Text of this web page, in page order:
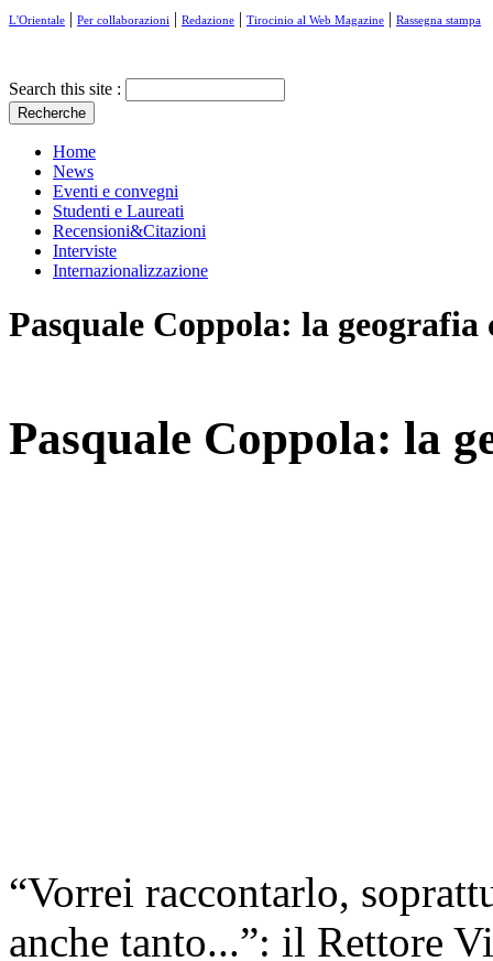
L'Orientale | Per collaborazioni | Redazione | Tirocinio al Web Magazine | Rassegna stampa
Search this site :
Home
News
Eventi e convegni
Studenti e Laureati
Recensioni&Citazioni
Interviste
Internazionalizzazione
Pasquale Coppola: la geografia
Pasquale Coppola: la
“Vorrei raccontarlo,
anche tanto...”: il Rettore